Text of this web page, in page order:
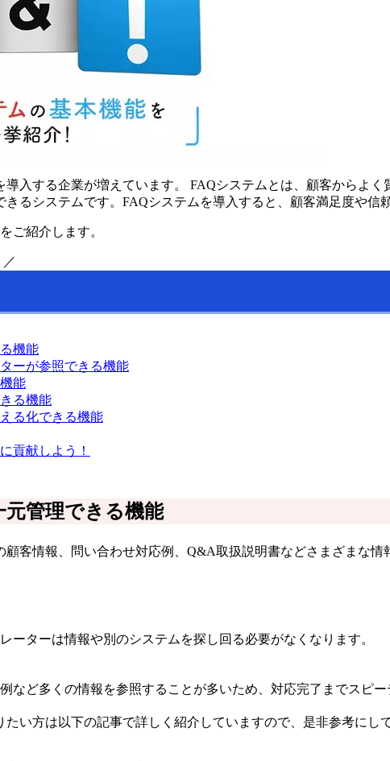
入する企業が増えています。 FAQシステムとは、顧客からよ
るシステムです。FAQシステムを導入すると、顧客満足度や信
ご紹介します。
機能
ーが参照できる機能
能
る機能
る化できる機能
貢献しよう！
管理できる機能
客情報、問い合わせ対応例、Q&A取扱説明書などさまざまな
ーターは情報や別のシステムを探し回る必要がなくなります。
など多くの情報を参照することが多いため、対応完了までスピー
い方は以下の記事で詳しく紹介していますので、是非参考にし